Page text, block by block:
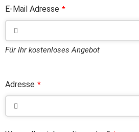
E-Mail Adresse *
Für Ihr kostenloses Angebot
Adresse *